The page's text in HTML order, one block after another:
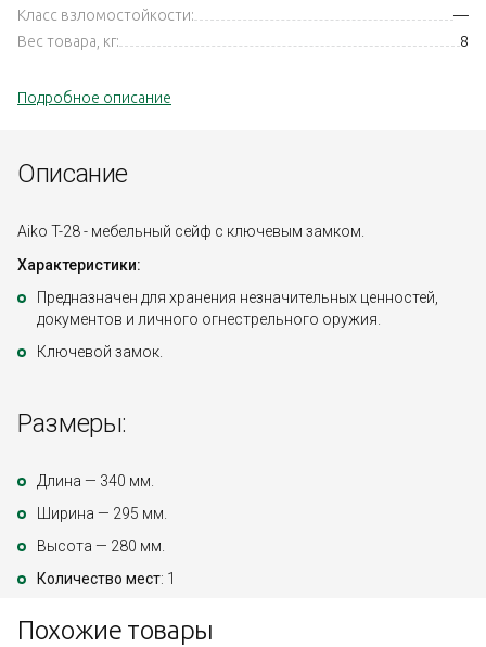
Класс взломостойкости:
—
Вес товара, кг:
8
Подробное описание
Описание
Aiko T-28 - мебельный сейф с ключевым замком.
Характеристики:
Предназначен для хранения незначительных ценностей,
документов и личного огнестрельного оружия.
Ключевой замок.
Размеры:
Длина — 340 мм.
Ширина — 295 мм.
Высота — 280 мм.
Количество мест: 1
Похожие товары